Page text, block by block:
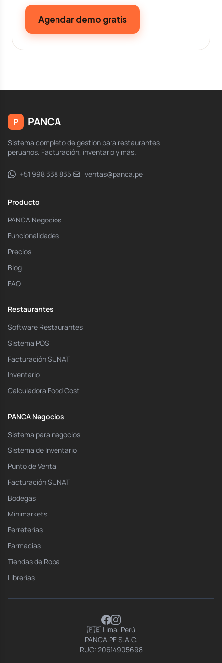
Agendar demo gratis
P PANCA
Sistema completo de gestión para restaurantes
peruanos. Facturación, inventario y más.
+51 998 338 835 ventas@panca.pe
Producto
PANCA Negocios
Funcionalidades
Precios
Blog
FAQ
Restaurantes
Software Restaurantes
Sistema POS
Facturación SUNAT
Inventario
Calculadora Food Cost
PANCA Negocios
Sistema para negocios
Sistema de Inventario
Punto de Venta
Facturación SUNAT
Bodegas
Minimarkets
Ferreterías
Farmacias
Tiendas de Ropa
Librerías
🇵🇪 Lima, Perú
PANCA.PE S.A.C.
RUC: 20614905698